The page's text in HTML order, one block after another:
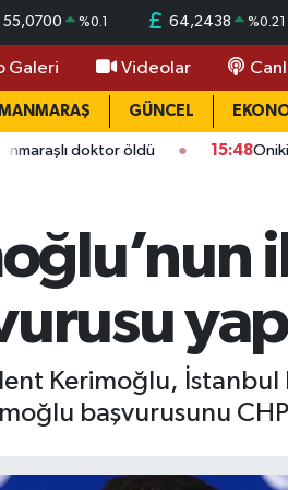
55,0700 %0.1 64,2438 %0.21
Galeri Videolar
GÜNCEL
öldü 15:48 Onikişubat’ta
Kerimoğlu,
başvurusunu